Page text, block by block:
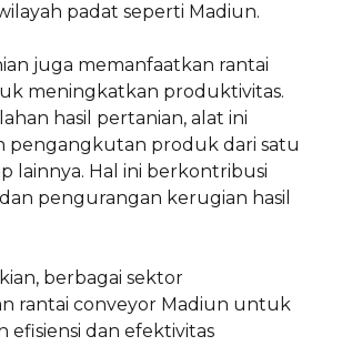
padat seperti Madiun.
juga memanfaatkan rantai
meningkatkan produktivitas.
hasil pertanian, alat ini
pengangkutan produk dari satu
lainnya. Hal ini berkontribusi
pengurangan kerugian hasil
berbagai sektor
rantai conveyor Madiun untuk
efisiensi dan efektivitas